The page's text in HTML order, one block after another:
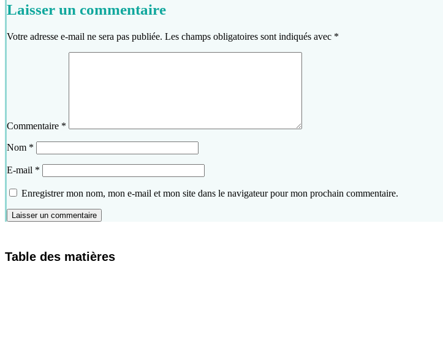
Laisser un commentaire
Votre adresse e-mail ne sera pas publiée. Les champs obligatoires sont indiqués avec *
Commentaire *
Nom *
E-mail *
Enregistrer mon nom, mon e-mail et mon site dans le navigateur pour mon prochain commentaire.
Table des matières